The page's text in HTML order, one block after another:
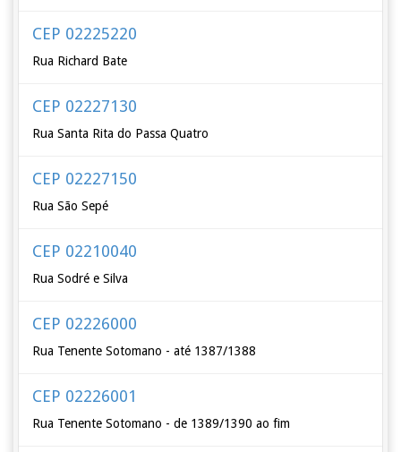
CEP 02225220
Rua Richard Bate
CEP 02227130
Rua Santa Rita do Passa Quatro
CEP 02227150
Rua São Sepé
CEP 02210040
Rua Sodré e Silva
CEP 02226000
Rua Tenente Sotomano - até 1387/1388
CEP 02226001
Rua Tenente Sotomano - de 1389/1390 ao fim